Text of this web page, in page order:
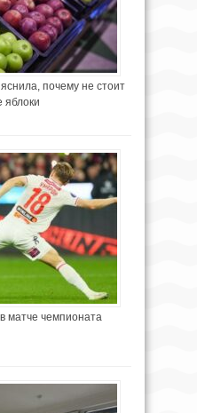
почему не стоит
яблоки
матче чемпионата